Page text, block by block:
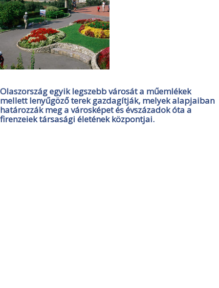
Olaszország egyik legszebb városát a műemlékek
mellett lenyűgöző terek gazdagítják, melyek alapjaiban
határozzák meg a városképet és évszázadok óta a
firenzeiek társasági életének központjai.